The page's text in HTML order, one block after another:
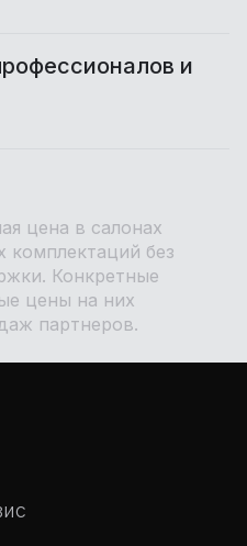
и
цена в салонах
комплектаций без
Конкретные
цены на них
партнеров.